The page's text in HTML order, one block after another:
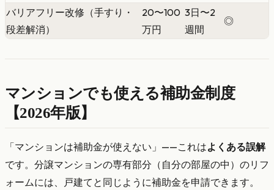
バリアフリー改修（手すり・
段差解消）
20〜100
万円
3日〜2
週間
◎
マンションでも使える補助金制度
【2026年版】
「マンションは補助金が使えない」——これはよくある誤解
です。分譲マンションの専有部分（自分の部屋の中）のリフ
ォームには、戸建てと同じように補助金を申請できます。